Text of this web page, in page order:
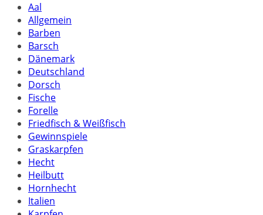
Aal
Allgemein
Barben
Barsch
Dänemark
Deutschland
Dorsch
Fische
Forelle
Friedfisch & Weißfisch
Gewinnspiele
Graskarpfen
Hecht
Heilbutt
Hornhecht
Italien